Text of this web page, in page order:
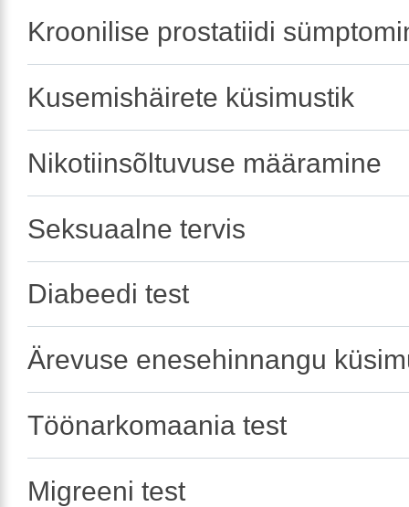
Kroonilise prostatiidi
Kusemishäirete küsimustik
Nikotiinsõltuvuse määramine
Seksuaalne tervis
Diabeedi test
Ärevuse enesehinnangu
Töönarkomaania test
Migreeni test